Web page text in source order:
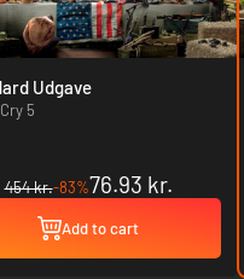
Udgave
5
454 kr.-83%76.93 kr.
Add to cart